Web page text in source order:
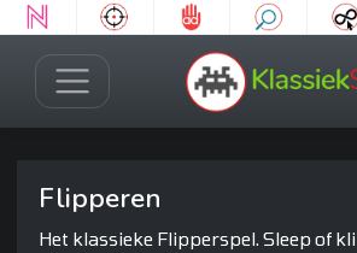
Flipperen
Het klassieke Flipperspel. Sleep of